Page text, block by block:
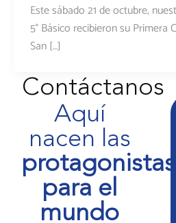
Este sábado 21 de octubre,
5° Básico recibieron su Primera
San […]
Contáctanos
Aquí
nacen las
protagonistas
para el
mundo